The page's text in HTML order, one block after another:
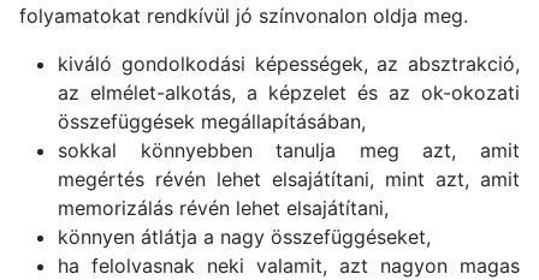
folyamatokat rendkívül jó színvonalon oldja meg.
kiváló gondolkodási képességek, az absztrakció,
az elmélet-alkotás, a képzelet és az ok-okozati
összefüggések megállapításában,
sokkal könnyebben tanulja meg azt, amit
megértés révén lehet elsajátítani, mint azt, amit
memorizálás révén lehet elsajátítani,
könnyen átlátja a nagy összefüggéseket,
ha felolvasnak neki valamit, azt nagyon magas